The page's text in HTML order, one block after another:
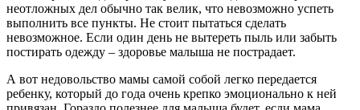
неотложных дел обычно так велик, что невозможно успеть
выполнить все пункты. Не стоит пытаться сделать
невозможное. Если один день не вытереть пыль или забыть
постирать одежду – здоровье малыша не пострадает.
А вот недовольство мамы самой собой легко передается
ребенку, который до года очень крепко эмоционально к ней